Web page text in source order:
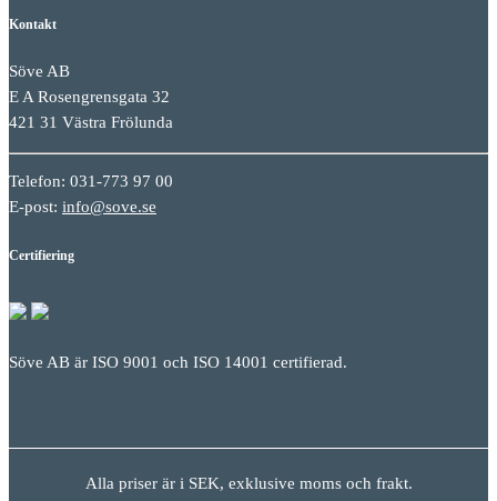
Kontakt
Söve AB
E A Rosengrensgata 32
421 31 Västra Frölunda
Telefon: 031-773 97 00
E-post: info@sove.se
Certifiering
Söve AB är ISO 9001 och ISO 14001 certifierad.
Alla priser är i SEK, exklusive moms och frakt.